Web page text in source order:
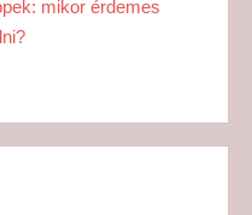
mikor érdemes